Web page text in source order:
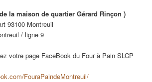
la maison de quartier Gérard Rinçon )
93100 Montreuil
/ ligne 9
votre page FaceBook du Four à Pain SLCP
FouraPaindeMontreuil/